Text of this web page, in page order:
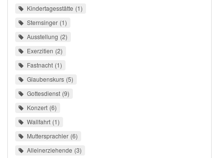
Kindertagesstätte 1
Sternsinger 1
Ausstellung 2
Exerzitien 2
Fastnacht 1
Glaubenskurs 5
Gottesdienst 9
Konzert 6
Wallfahrt 1
Muttersprachler 6
Alleinerziehende 3